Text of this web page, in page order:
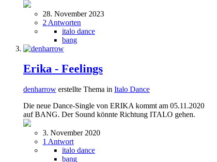
28. November 2023
2 Antworten
italo dance
bang
Erika - Feelings
denharrow erstellte Thema in Italo Dance
Die neue Dance-Single von ERIKA kommt am 05.11.2020
auf BANG. Der Sound könnte Richtung ITALO gehen.
3. November 2020
1 Antwort
italo dance
bang